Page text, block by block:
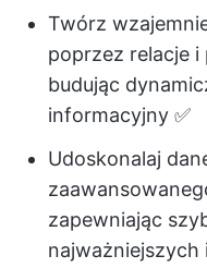
Twórz
poprzez relacje i
budując
informacyjny ✅
Udoskonalaj
zapewniając